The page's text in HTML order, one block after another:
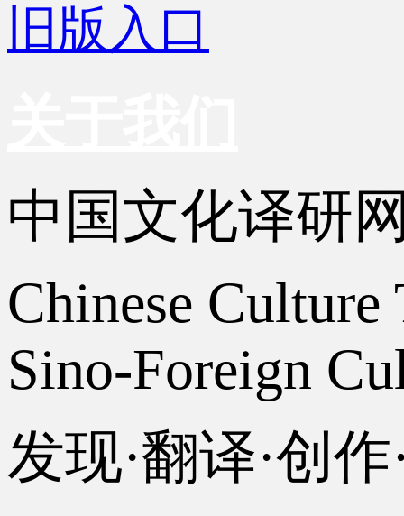
旧版入口
中国文化译研
Chinese
Sino-Foreign
发现·翻译·创